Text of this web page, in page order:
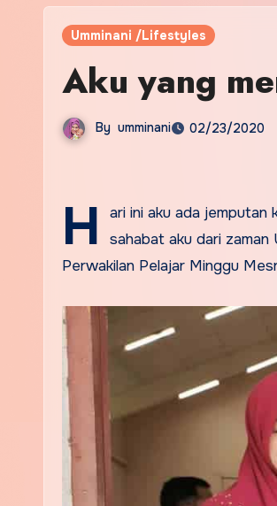
Umminani /Lifestyles
Aku yang
By umminani 02/23/2020
H
ari ini aku ada jemputan
sahabat aku dari zaman
Perwakilan Pelajar Minggu